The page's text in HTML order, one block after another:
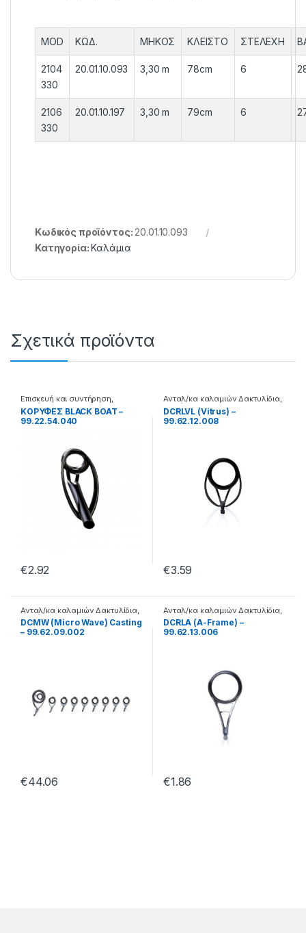
MOD ΚΩΔ. ΜΗΚΟΣ ΚΛΕΙΣΤΟ ΣΤΕΛΕΧΗ
2104
330
20.01.10.093 3,30 m 78cm 6
2106
330
20.01.10.197 3,30 m 79cm 6
Κωδικός προϊόντος: 20.01.10.093
Κατηγορία:Καλάμια
Σχετικά προϊόντα
Επισκευή και συντήρηση
Καλάμια
ΚΟΡΥΦΕΣ BLACK BOAT –
99.22.54.040
€2.92
Ανταλ/κα καλαμιών Δακτυλίδια
Καλάμια
DCRLVL (Vitrus) –
99.62.12.008
€3.59
Ανταλ/κα καλαμιών Δακτυλίδια
Καλάμια
DCMW (Micro Wave) Casting
– 99.62.09.002
€44.06
Ανταλ/κα καλαμιών Δακτυλίδια
Καλάμια
DCRLA (A-Frame) –
99.62.13.006
€1.86